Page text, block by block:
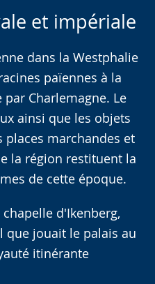
et impériale
dans la Westphalie
païennes à la
Charlemagne. Le
ainsi que les objets
marchandes et
la région restituent la
de cette époque.
d'Ikenberg,
que jouait le palais au
itinérante